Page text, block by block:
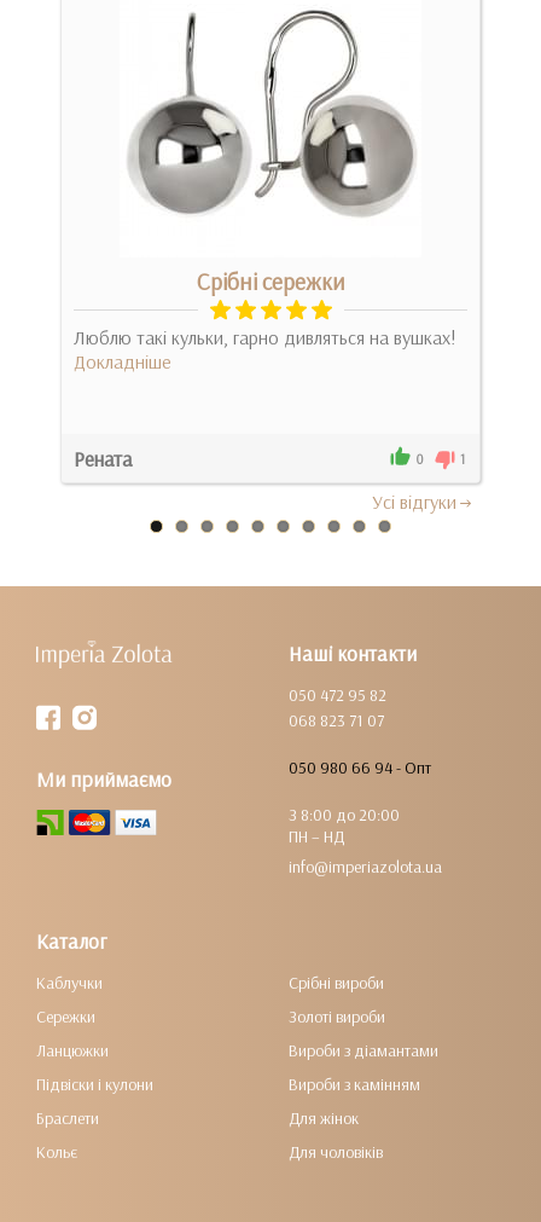
Срібні сережки
Люблю такі кульки, гарно дивляться на вушках!
Докладніше
Рената 0 1
Усi вiдгуки
Наші контакти
050 472 95 82
068 823 71 07
050 980 66 94 - Опт
З 8:00 до 20:00
ПН – НД
info@imperiazolota.ua
Ми приймаємо
Каталог
Каблучки
Сережки
Ланцюжки
Підвіски і кулони
Браслети
Кольє
Срібні вироби
Золоті вироби
Вироби з діамантами
Вироби з камінням
Для жінок
Для чоловіків